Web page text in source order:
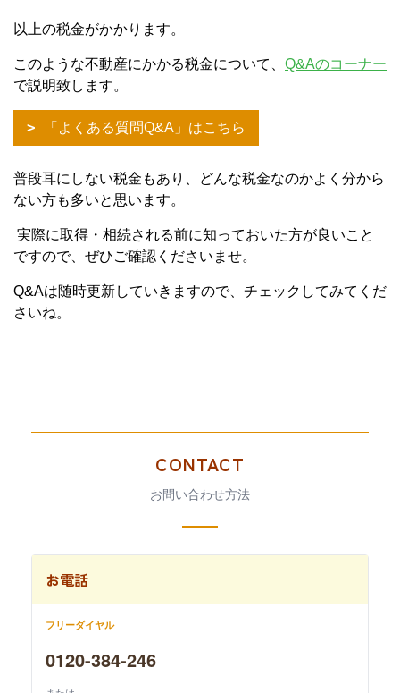
以上の税金がかかります。
このような不動産にかかる税金について、 Q&Aのコーナー
で説明致します。
「よくある質問Q&A」はこちら
普段耳にしない税金もあり、どんな税金なのかよく分から
ない方も多いと思います。
実際に取得・相続される前に知っておいた方が良いこと
ですので、ぜひご確認くださいませ。
Q&Aは随時更新していきますので、チェックしてみてくだ
さいね。
CONTACT
お問い合わせ方法
お電話
フリーダイヤル
0120-384-246